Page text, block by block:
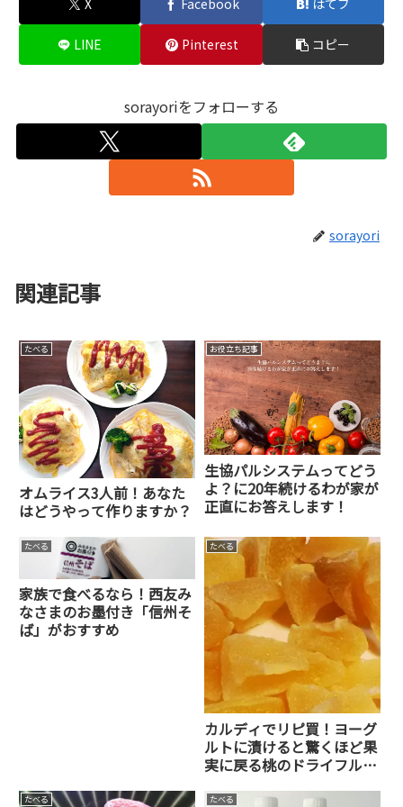
X Facebook はてブ
LINE Pinterest コピー
sorayoriをフォローする
sorayori
関連記事
たべる
オムライス3人前！あなた
はどうやって作りますか？
お役立ち記事
生協パルシステムってどう
よ？に20年続けるわが家が
正直にお答えします！
たべる
家族で食べるなら！西友み
なさまのお墨付き「信州そ
ば」がおすすめ
たべる
カルディでリピ買！ヨーグ
ルトに漬けると驚くほど果
実に戻る桃のドライフルー
たべる たべる